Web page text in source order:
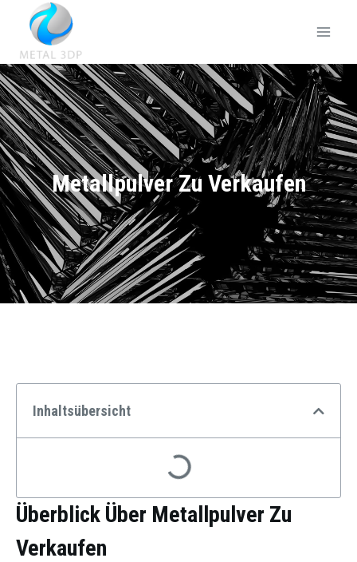
Metallpulver Zu Verkaufen
Inhaltsübersicht
Überblick Über Metallpulver Zu
Verkaufen